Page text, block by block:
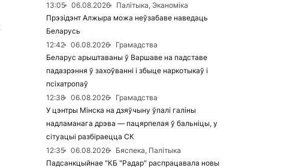
13:05
06.08.2026
Палітыка, Эканоміка
Прэзідэнт Алжыра можа неўзабаве наведаць
Беларусь
12:42
06.08.2026
Грамадства
Беларус арыштаваны ў Варшаве на падставе
падазрэння ў захоўванні і збыце наркотыкаў і
псіхатропаў
12:38
06.08.2026
Грамадства
У цэнтры Мінска на дзяўчыну ўпалі галіны
надламанага дрэва — пацярпелая ў бальніцы, у
сітуацыі разбіраецца СК
12:35
06.08.2026
Бяспека, Палітыка
Падсанкцыйнае "КБ "Радар" распрацавала новы